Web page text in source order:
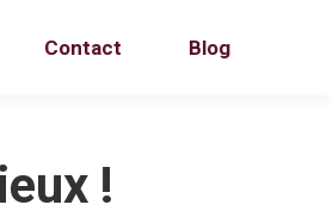
Contact Blog
!